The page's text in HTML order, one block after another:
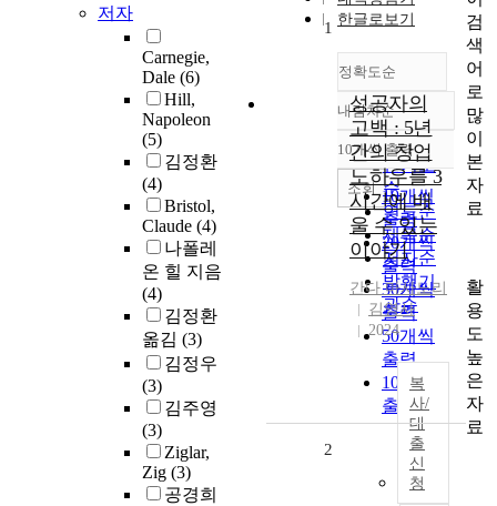
저자
Carnegie,
Dale (6)
Hill,
Napoleon
(5)
김정환
(4)
Bristol,
Claude (4)
나폴레
온 힐 지음
(4)
김정환
옮김 (3)
김정우
(3)
김주영
(3)
Ziglar,
Zig (3)
공경희
한글로보기
정확도순
정확도
순
인기도
순
연도순
제목순
저자순
발행기
관순
내림차순
내림차순
10개씩 출력
10개씩
출력
20개씩
출력
30개씩
출력
50개씩
출력
100개씩
출력
조회
1
성공자의
고백 : 5년
간의 창업
노하우를 3
시간에 배
울 수 있는
이야기
간다 마사노리
김영사
2024
복
사/
대
출
신
청
2
검
색
어
로
많
이
본
자
료
활
용
도
높
은
자
료